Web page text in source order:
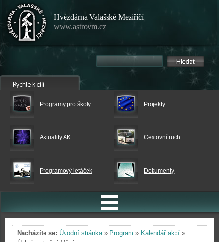
Hvězdárna Valašské Meziříčí
www.astrovm.cz
Programy pro školy Projekty
Aktuality AK Cestovní ruch
Programový letáček Dokumenty
Nacházíte se: Úvodní stránka» Program » Kalendář akcí »